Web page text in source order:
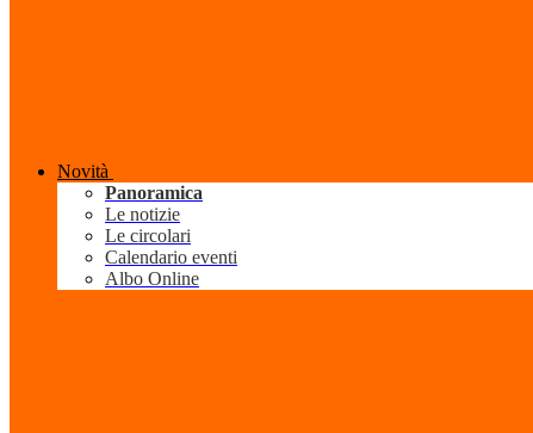
Novità
Panoramica
Le notizie
Le circolari
Calendario eventi
Albo Online